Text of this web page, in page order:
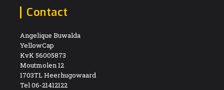
Contact
Angelique Buwalda
YellowCap
KvK 56005873
Moutmolen 12
1703TL Heerhugowaard
Tel 06-21412122